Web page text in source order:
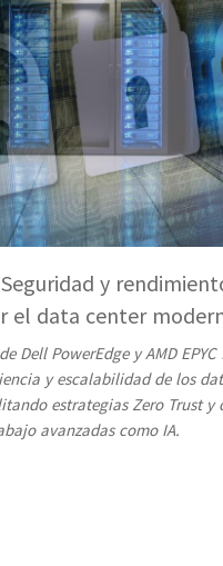
y
el data center
Dell PowerEdge y AMD
y escalabilidad de los
estrategias Zero Trust y
avanzadas como IA.